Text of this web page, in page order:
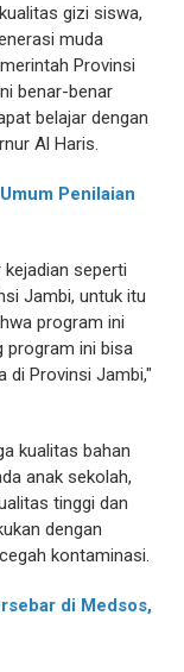
gizi siswa,
muda
Provinsi
benar-benar
belajar dengan
Al Haris.
Penilaian
seperti
Jambi, untuk itu
program ini
program ini bisa
di Provinsi Jambi,"
kualitas bahan
anak sekolah,
tinggi dan
dengan
kontaminasi.
di Medsos,